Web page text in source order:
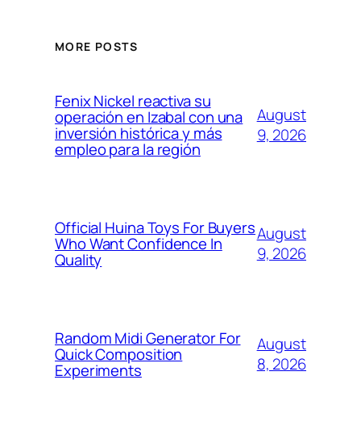
MORE POSTS
Fenix Nickel reactiva su
operación en Izabal con una
inversión histórica y más
empleo para la región
August
9, 2026
Official Huina Toys For Buyers
Who Want Confidence In
Quality
August
9, 2026
Random Midi Generator For
Quick Composition
Experiments
August
8, 2026